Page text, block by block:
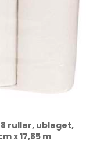
ruller, ubleget,
x 17,85 m